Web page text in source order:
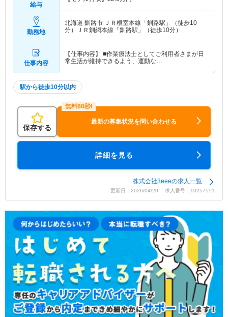
給与
勤務地
北海道 釧路市 ＪＲ根室本線「釧路駅」（徒歩10
分）ＪＲ釧網本線「釧路駅」（徒歩10分）
仕事内容
【仕事内容】 ■作業療法士としてご利用者さまが日
常生活が維持できるよう、運動な…
駅から徒歩10分以内
保存する
最新の募集状況を問い合わせる
詳細を見る
株式会社3eeeの求人一覧
更新日：2026/04/20 求人番号：10257551